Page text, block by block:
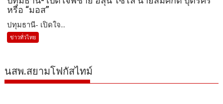
หรือ “มอส”
ปทุมธานี- เปิดใจ...
ข่าวทั่วไทย
นสพ.สยามโฟกัสไทม์